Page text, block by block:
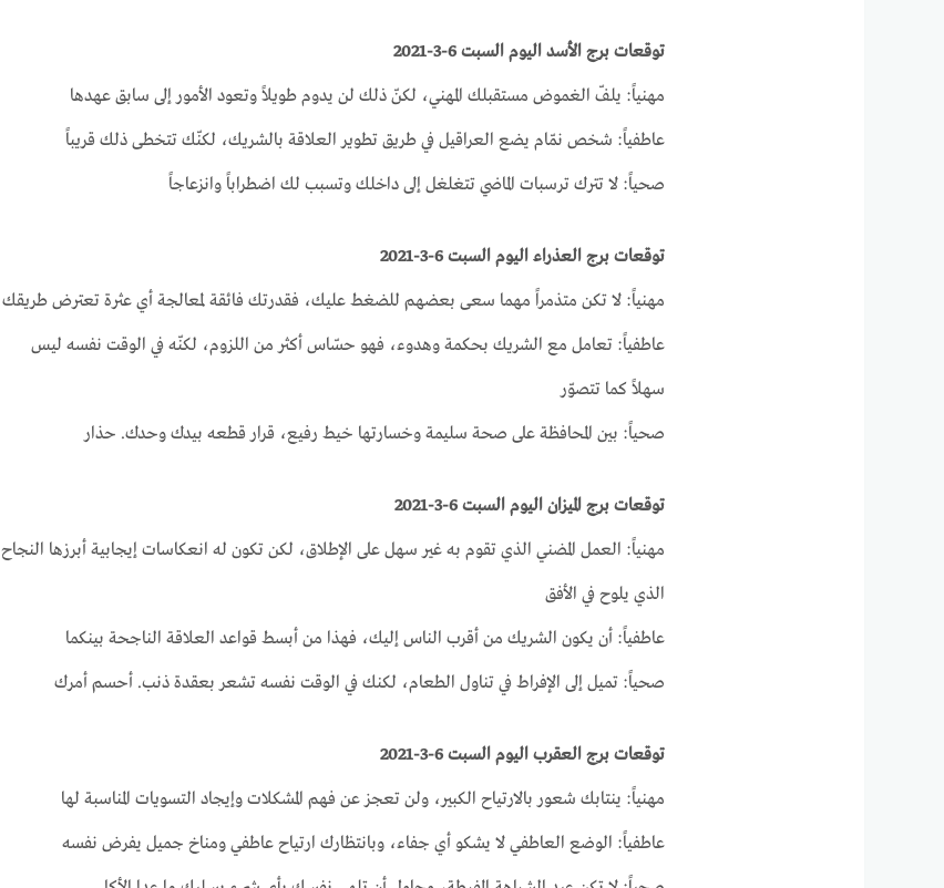
توقعات برج الأسد اليوم السبت 6-3-2021
مهنياً: يلفّ الغموض مستقبلك المهني، لكنّ ذلك لن يدوم طويلاً وتعود الأمور إلى سابق عهدها
عاطفياً: شخص نمّام يضع العراقيل في طريق تطوير العلاقة بالشريك، لكنّك تتخطى ذلك قريباً
صحياً: لا تترك ترسبات الماضي تتغلغل إلى داخلك وتسبب لك اضطراباً وانزعاجاً
توقعات برج العذراء اليوم السبت 6-3-2021
مهنياً: لا تكن متذمراً مهما سعى بعضهم للضغط عليك، فقدرتك فائقة لمعالجة أي عثرة تعترض طريقك
عاطفياً: تعامل مع الشريك بحكمة وهدوء، فهو حسّاس أكثر من اللزوم، لكنّه في الوقت نفسه ليس
سهلاً كما تتصوّر
صحياً: بين المحافظة على صحة سليمة وخسارتها خيط رفيع، قرار قطعه بيدك وحدك. حذار
توقعات برج الميزان اليوم السبت 6-3-2021
مهنياً: العمل المضني الذي تقوم به غير سهل على الإطلاق، لكن تكون له انعكاسات إيجابية أبرزها النجاح
الذي يلوح في الأفق
عاطفياً: أن يكون الشريك من أقرب الناس إليك، فهذا من أبسط قواعد العلاقة الناجحة بينكما
صحياً: تميل إلى الإفراط في تناول الطعام، لكنك في الوقت نفسه تشعر بعقدة ذنب. أحسم أمرك
توقعات برج العقرب اليوم السبت 6-3-2021
مهنياً: ينتابك شعور بالارتياح الكبير، ولن تعجز عن فهم المشكلات وإيجاد التسويات المناسبة لها
عاطفياً: الوضع العاطفي لا يشكو أي جفاء، وبانتظارك ارتياح عاطفي ومناخ جميل يفرض نفسه